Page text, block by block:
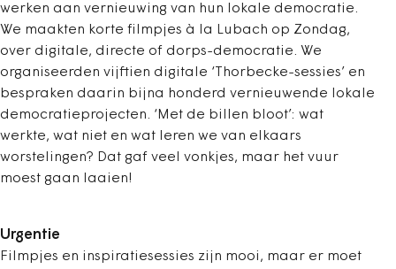
werken aan vernieuwing van hun lokale democratie.
We maakten korte filmpjes à la Lubach op Zondag,
over digitale, directe of dorps-democratie. We
organiseerden vijftien digitale ‘Thorbecke-sessies’ en
bespraken daarin bijna honderd vernieuwende lokale
democratieprojecten. ‘Met de billen bloot’: wat
werkte, wat niet en wat leren we van elkaars
worstelingen? Dat gaf veel vonkjes, maar het vuur
moest gaan laaien!
Urgentie
Filmpjes en inspiratiesessies zijn mooi, maar er moet